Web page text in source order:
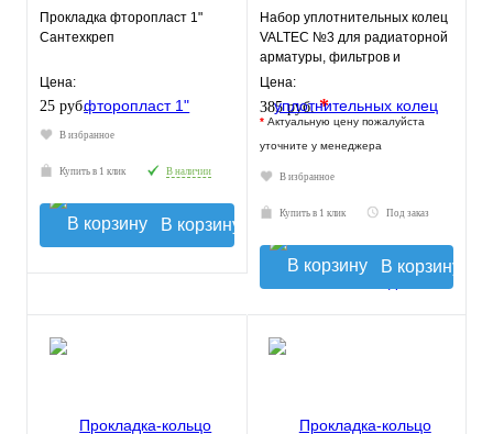
Прокладка фторопласт 1"
Сантехкреп
Цена:
25 руб.
В избранное
Купить в 1 клик В наличии
В корзину
Набор уплотнительных колец
VALTEC №3 для радиаторной
арматуры, фильтров и
коллекторов
Цена:
385 руб.*
* Актуальную цену пожалуйста
уточните у менеджера
В избранное
Купить в 1 клик Под заказ
В корзину